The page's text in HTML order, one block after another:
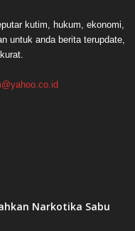
kutim, hukum, ekonomi,
untuk anda berita terupdate,
Narkotika Sabu